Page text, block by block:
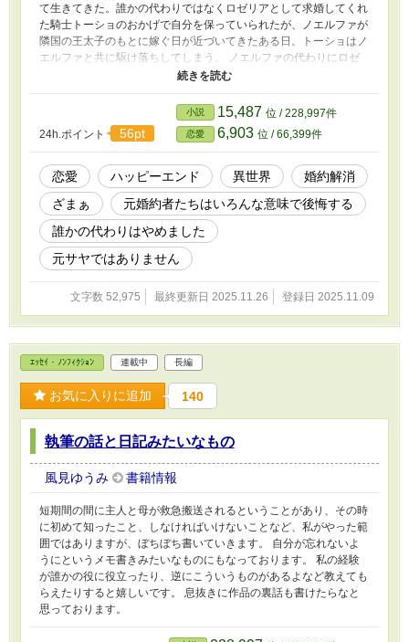
て生きてきた。誰かの代わりではなくロゼリアとして求婚してくれ
た騎士トーショのおかげで自分を保っていられたが、ノエルファが
隣国の王太子のもとに嫁ぐ日が近づいてきたある日。トーショはノ
エルファと共に駆け落ちしてしまう。 ノエルファの代わりにロゼ
リアが嫁ぐことになるが、隣国の王太子は表向きは爽やかで優しい
が、裏では暴力を振るい、罵声を浴びせるような男だった。 「俺
の初恋の相手はノエルファであってお前ではない」 実は彼が恋を
した相手はノエルファのふりをしたロゼリアだった。 勘違いを正
したとしても、この男は許せない。 ロゼリアは王太子と敵対して
いる第二王子と手を組み、自分の幸せを勝ち取ることを決意する。
その頃、駆け落ちしたノエルファたちが音を上げて王城に戻ってく
るのだが――。
24h.ポイント 56pt
小説 15,487 位 / 228,997件
恋愛 6,903 位 / 66,399件
恋愛 ハッピーエンド 異世界
婚約解消
ざまぁ
元婚約者たちはいろんな意味で後悔する
誰かの代わりはやめました
元サヤではありません
文字数 52,975 最終更新日 2025.11.26 登録日 2025.11.09
ｴｯｾｲ・ﾉﾝﾌｨｸｼｮﾝ 連載中 長編
お気に入りに追加 140
執筆の話と日記みたいなもの
風見ゆうみ 書籍情報
短期間の間に主人と母が救急搬送されるということがあり、その時
に初めて知ったこと、しなければいけないことなど、私がやった範
囲ではありますが、ぼちぼち書いていきます。 自分が忘れないよ
うにというメモ書きみたいなものにもなっております。 私の経験
が誰かの役に役立ったり、逆にこういうものがあるよなど教えても
らえたりすると嬉しいです。 息抜きに作品の裏話も書けたらなと
思っております。